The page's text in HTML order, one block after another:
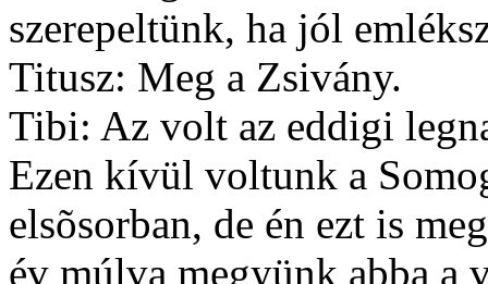
szerepeltünk, ha jól
Titusz: Meg a Zsivány.
Tibi: Az volt az eddigi
Ezen kívül voltunk a
elsõsorban, de én ezt is
év múlva megyünk abba a